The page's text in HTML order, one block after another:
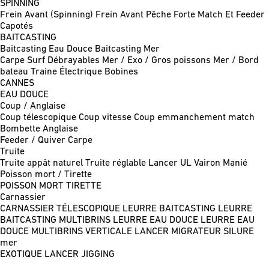
SPINNING
Frein Avant (Spinning) Frein Avant Pêche Forte Match Et Feeder
Capotés
BAITCASTING
Baitcasting Eau Douce Baitcasting Mer
Carpe Surf Débrayables Mer / Exo / Gros poissons Mer / Bord
bateau Traine Électrique Bobines
CANNES
EAU DOUCE
Coup / Anglaise
Coup télescopique Coup vitesse Coup emmanchement match
Bombette Anglaise
Feeder / Quiver Carpe
Truite
Truite appât naturel Truite réglable Lancer UL Vairon Manié
Poisson mort / Tirette
POISSON MORT TIRETTE
Carnassier
CARNASSIER TÉLESCOPIQUE LEURRE BAITCASTING LEURRE
BAITCASTING MULTIBRINS LEURRE EAU DOUCE LEURRE EAU
DOUCE MULTIBRINS VERTICALE LANCER MIGRATEUR SILURE
mer
EXOTIQUE LANCER JIGGING